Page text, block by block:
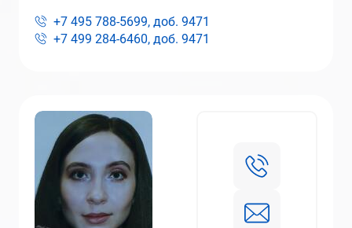
+7 495 788-5699, доб. 9471
+7 499 284-6460, доб. 9471